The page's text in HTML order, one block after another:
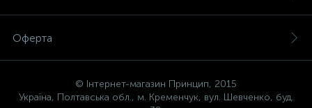
Оферта
© Інтернет-магазин Принцип, 2015
Україна, Полтавська обл., м. Кременчук, вул. Шевченко, буд.